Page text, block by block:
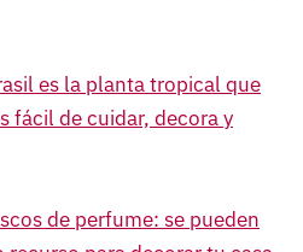
es la planta tropical que
fácil de cuidar, decora y
de perfume: se pueden